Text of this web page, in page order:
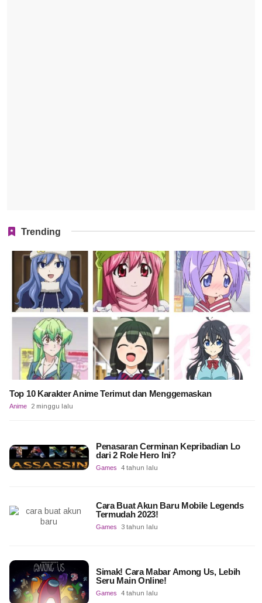
Trending
Top 10 Karakter Anime Terimut dan Menggemaskan
Anime 2 minggu lalu
Penasaran Cerminan Kepribadian Lo
dari 2 Role Hero Ini?
Games 4 tahun lalu
Cara Buat Akun Baru Mobile Legends
Termudah 2023!
Games 3 tahun lalu
Simak! Cara Mabar Among Us, Lebih
Seru Main Online!
Games 4 tahun lalu